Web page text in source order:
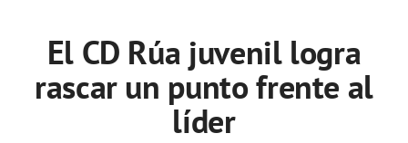
El CD Rúa juvenil logra
rascar un punto frente al
líder